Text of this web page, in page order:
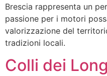
Brescia rappresenta un
passione per i motori
valorizzazione del
tradizioni locali.
Colli dei